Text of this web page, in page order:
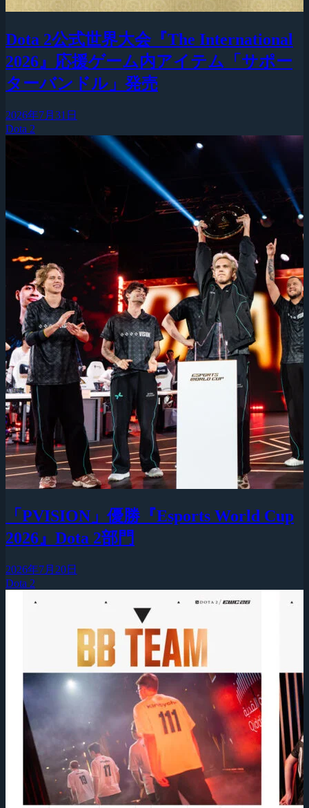
Dota 2公式世界大会『The International
2026』応援ゲーム内アイテム「サポー
ターバンドル」発売
2026年7月31日
Dota 2
「PVISION」優勝『Esports World Cup
2026』Dota 2部門
2026年7月20日
Dota 2